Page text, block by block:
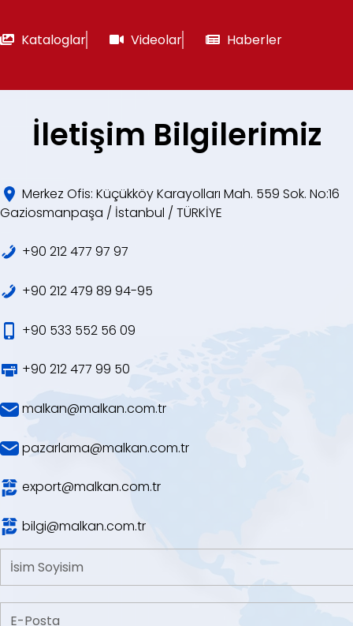
Kataloglar Videolar Haberler
İletişim Bilgilerimiz
Merkez Ofis: Küçükköy Karayolları Mah. 559 Sok. No:16
Gaziosmanpaşa / İstanbul / TÜRKİYE
+90 212 477 97 97
+90 212 479 89 94-95
+90 533 552 56 09
+90 212 477 99 50
malkan@malkan.com.tr
pazarlama@malkan.com.tr
export@malkan.com.tr
bilgi@malkan.com.tr